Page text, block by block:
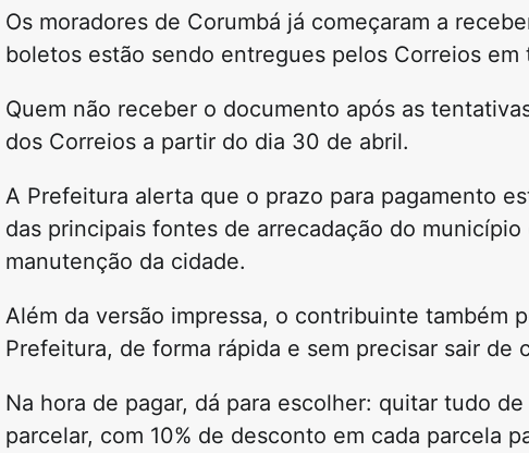
Os moradores de Corumbá já começaram a
boletos estão sendo entregues pelos Correios em
Quem não receber o documento após as
dos Correios a partir do dia 30 de abril.
A Prefeitura alerta que o prazo para pagamento
das principais fontes de arrecadação do
manutenção da cidade.
Além da versão impressa, o contribuinte também
Prefeitura, de forma rápida e sem precisar sair de
Na hora de pagar, dá para escolher: quitar tudo
parcelar, com 10% de desconto em cada parcela